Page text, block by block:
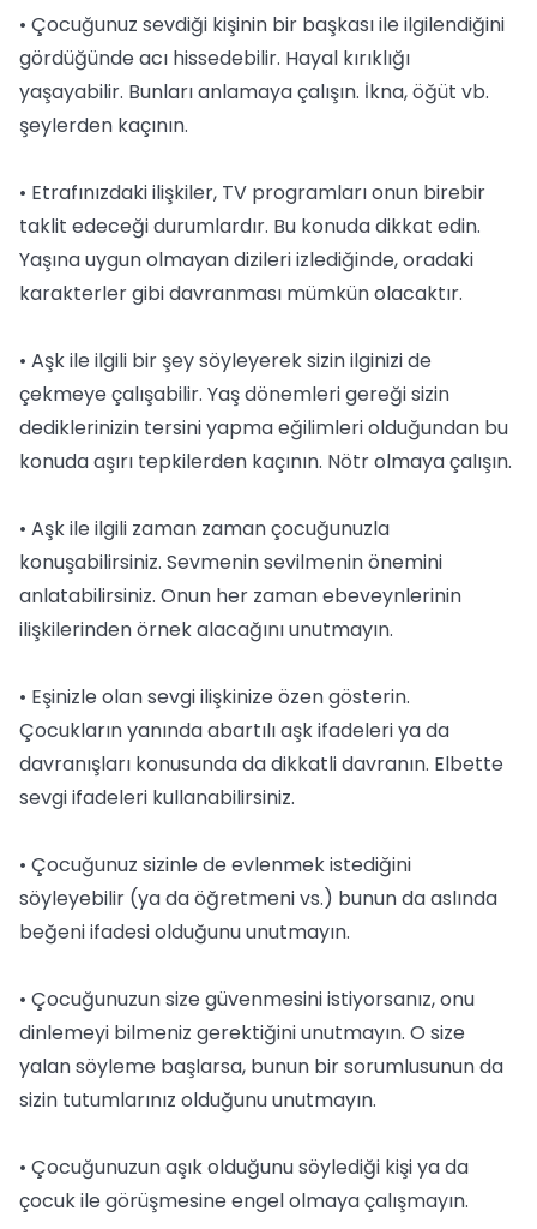
• Çocuğunuz sevdiği kişinin bir başkası ile ilgilendiğini
gördüğünde acı hissedebilir. Hayal kırıklığı
yaşayabilir. Bunları anlamaya çalışın. İkna, öğüt vb.
şeylerden kaçının.
• Etrafınızdaki ilişkiler, TV programları onun birebir
taklit edeceği durumlardır. Bu konuda dikkat edin.
Yaşına uygun olmayan dizileri izlediğinde, oradaki
karakterler gibi davranması mümkün olacaktır.
• Aşk ile ilgili bir şey söyleyerek sizin ilginizi de
çekmeye çalışabilir. Yaş dönemleri gereği sizin
dediklerinizin tersini yapma eğilimleri olduğundan bu
konuda aşırı tepkilerden kaçının. Nötr olmaya çalışın.
• Aşk ile ilgili zaman zaman çocuğunuzla
konuşabilirsiniz. Sevmenin sevilmenin önemini
anlatabilirsiniz. Onun her zaman ebeveynlerinin
ilişkilerinden örnek alacağını unutmayın.
• Eşinizle olan sevgi ilişkinize özen gösterin.
Çocukların yanında abartılı aşk ifadeleri ya da
davranışları konusunda da dikkatli davranın. Elbette
sevgi ifadeleri kullanabilirsiniz.
• Çocuğunuz sizinle de evlenmek istediğini
söyleyebilir (ya da öğretmeni vs.) bunun da aslında
beğeni ifadesi olduğunu unutmayın.
• Çocuğunuzun size güvenmesini istiyorsanız, onu
dinlemeyi bilmeniz gerektiğini unutmayın. O size
yalan söyleme başlarsa, bunun bir sorumlusunun da
sizin tutumlarınız olduğunu unutmayın.
• Çocuğunuzun aşık olduğunu söylediği kişi ya da
çocuk ile görüşmesine engel olmaya çalışmayın.